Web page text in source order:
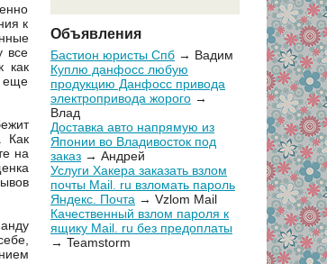
к
все
как
еще
Как
на
Объявления
Бастион юристы Спб → Вадим
Куплю данфосс любую
продукцию Данфосс привода
электропривода жорого →
Влад
Доставка авто напрямую из
Японии во Владивосток под
заказ → Андрей
Услуги Хакера заказать взлом
почты Mail. ru взломать пароль
Яндекс. Почта → Vzlom Mail
Качественный взлом пароля к
ящику Mail. ru без предоплаты
→ Teamstorm